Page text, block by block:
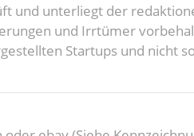
und unterliegt der
und Irrtümer
Startups und nicht